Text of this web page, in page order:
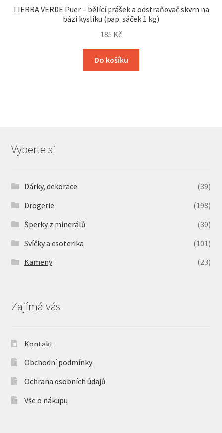
TIERRA VERDE Puer – bělící prášek a odstraňovač skvrn na
bázi kyslíku (pap. sáček 1 kg)
185 Kč
Do košíku
Vyberte si
Dárky, dekorace
(39)
Drogerie
(198)
Šperky z minerálů
(30)
Svíčky a esoterika
(101)
Kameny
(23)
Zajímá vás
Kontakt
Obchodní podmínky
Ochrana osobních údajů
Vše o nákupu